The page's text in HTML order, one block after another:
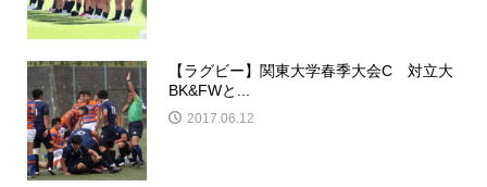
【ラグビー】関東大学春季大会C 対立大
BK&FWと...
2017.06.12